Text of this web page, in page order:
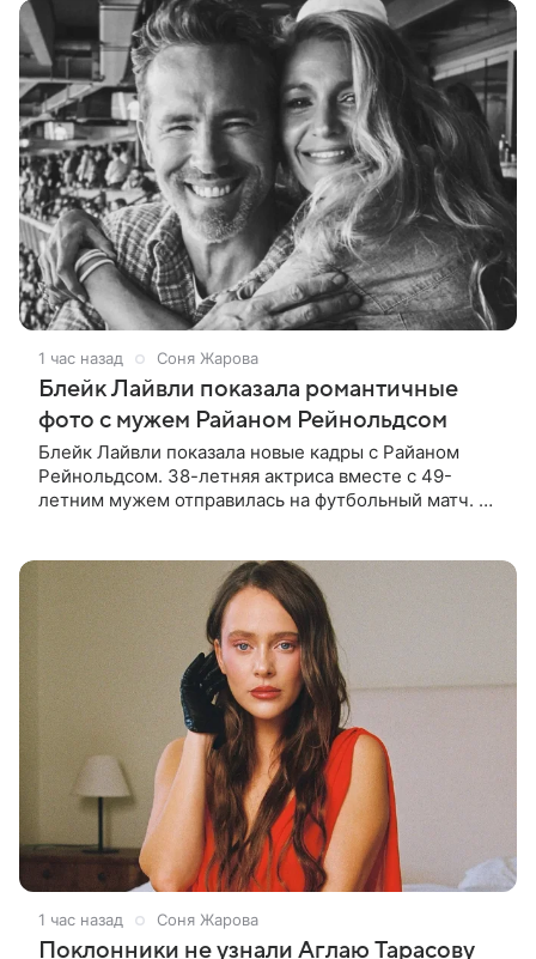
1 час назад Соня Жарова
Блейк Лайвли показала романтичные
фото с мужем Райаном Рейнольдсом
Блейк Лайвли показала новые кадры с Райаном
Рейнольдсом. 38-летняя актриса вместе с 49-
летним мужем отправилась на футбольный матч. На
1 час назад Соня Жарова
Поклонники не узнали Аглаю Тарасову